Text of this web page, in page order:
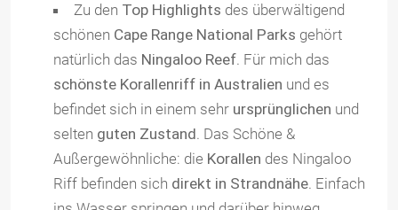
Zu den Top Highlights des überwältigend
schönen Cape Range National Parks gehört
natürlich das Ningaloo Reef. Für mich das
schönste Korallenriff in Australien und es
befindet sich in einem sehr ursprünglichen und
selten guten Zustand. Das Schöne &
Außergewöhnliche: die Korallen des Ningaloo
Riff befinden sich direkt in Strandnähe. Einfach